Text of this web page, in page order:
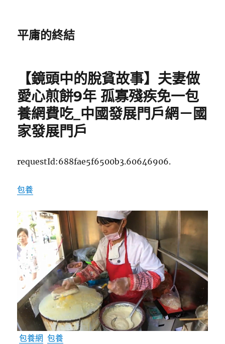
平庸的終結
【鏡頭中的脫貧故事】夫妻做
愛心煎餅9年 孤寡殘疾免一包
養網費吃_中國發展門戶網－國
家發展門戶
requestId:688fae5f6500b3.60646906.
包養
包養網 包養